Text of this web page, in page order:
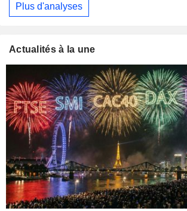
Plus d'analyses
Actualités à la une